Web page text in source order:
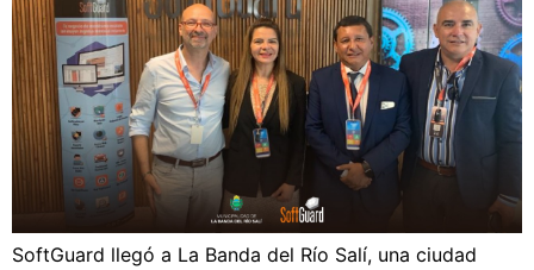
SoftGuard llegó a La Banda del Río Salí, una ciudad